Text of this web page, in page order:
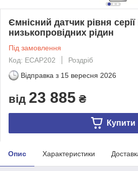
Ємнісний датчик рівня
низькопровідних рідин
Під замовлення
Код: ECAP202
Роздріб
Відправка з 15 вересня 2026
від 23 885 ₴
Купити
Опис Характеристики